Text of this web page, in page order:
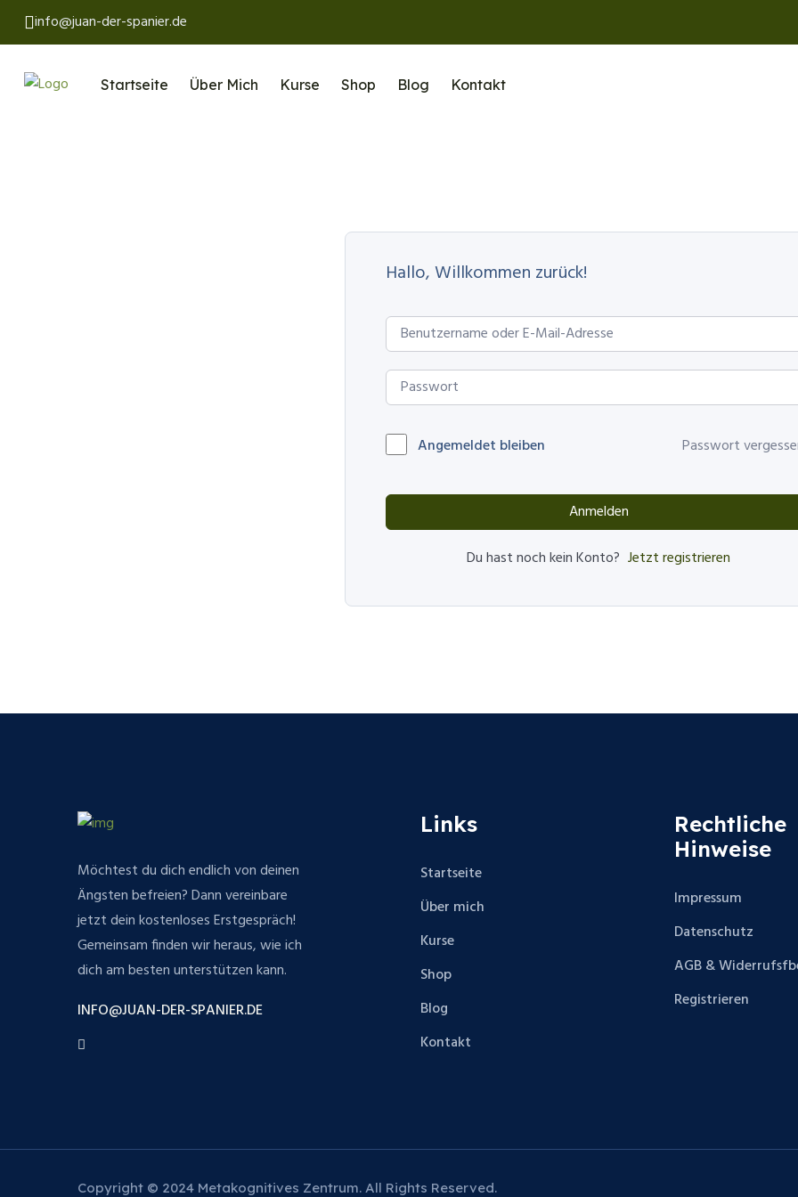
info@juan-der-spanier.de
Startseite Über Mich Kurse Shop Blog Kontakt
Hallo, Willkommen zurück!
Angemeldet bleiben Passwort
Anmelden
Du hast noch kein Konto? Jetzt registrieren
Möchtest du dich endlich von deinen
Ängsten befreien? Dann vereinbare
jetzt dein kostenloses Erstgespräch!
Gemeinsam finden wir heraus, wie ich
dich am besten unterstützen kann.
INFO@JUAN-DER-SPANIER.DE
Links
Startseite
Über mich
Kurse
Shop
Blog
Kontakt
Rechtliche
Hinweise
Impressum
Datenschutz
AGB &
Registrieren
Copyright © 2024 Metakognitives Zentrum. All Rights Reserved.